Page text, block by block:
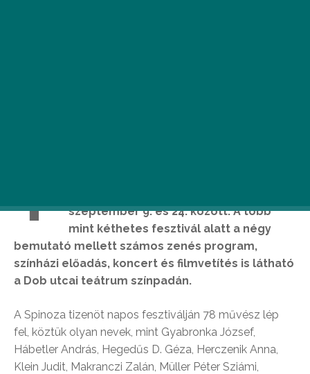
T
szeptember 9. és 24. között. A több
mint kéthetes fesztivál alatt a négy
bemutató mellett számos zenés program,
színházi előadás, koncert és filmvetítés is látható
a Dob utcai teátrum színpadán.
A Spinoza tizenöt napos fesztiválján 78 művész lép
fel, köztük olyan nevek, mint Gyabronka József,
Hábetler András, Hegedűs D. Géza, Herczenik Anna,
Klein Judit, Makranczi Zalán, Müller Péter Sziámi,